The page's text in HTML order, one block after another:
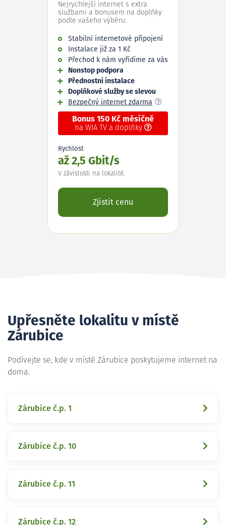
Nejrychlejší internet s extra
službami a bonusem na doplňky
podle vašeho výběru.
Stabilní internetové připojení
Instalace již za 1 Kč
Přechod k nám vyřídíme za vás
Nonstop podpora
Přednostní instalace
Doplňkové služby se slevou
Bezpečný internet zdarma
Bonus 150 Kč měsíčně
na WIA TV a doplňky
Rychlost
až 2,5 Gbit/s
V závislosti na lokalitě.
Zjistit cenu
Upřesněte lokalitu v místě
Zárubice
Podívejte se, kde v místě Zárubice poskytujeme internet na
doma.
Zárubice č.p. 1
Zárubice č.p. 10
Zárubice č.p. 11
Zárubice č.p. 12